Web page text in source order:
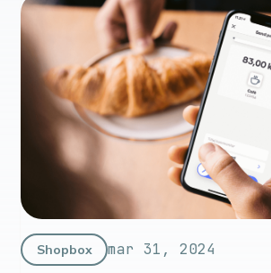
Shopbox mar 31, 2024